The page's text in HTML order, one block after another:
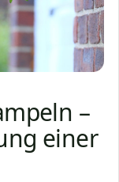
–
einer